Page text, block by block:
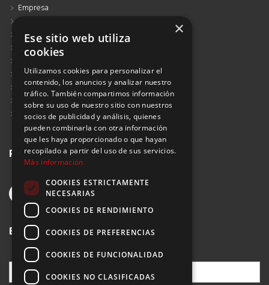
Empresa
Blog
Aviso Legal
Política de Privacidad
Política de Cookies
Política de Privacidad Redes Sociales
Suscribirse al Newsletter
Redes sociales
Buscar
×
Ese sitio web utiliza
cookies
Utilizamos cookies para personalizar el
contenido, los anuncios y analizar nuestro
tráfico. También compartimos información
sobre su uso de nuestro sitio con nuestros
socios de publicidad y análisis, quienes
pueden combinarla con otra información
que les haya proporcionado o que hayan
recopilado a partir del uso de sus servicios.
Más información
COOKIES ESTRICTAMENTE
NECESARIAS
COOKIES DE RENDIMIENTO
COOKIES DE PREFERENCIAS
COOKIES DE FUNCIONALIDAD
COOKIES NO CLASIFICADAS